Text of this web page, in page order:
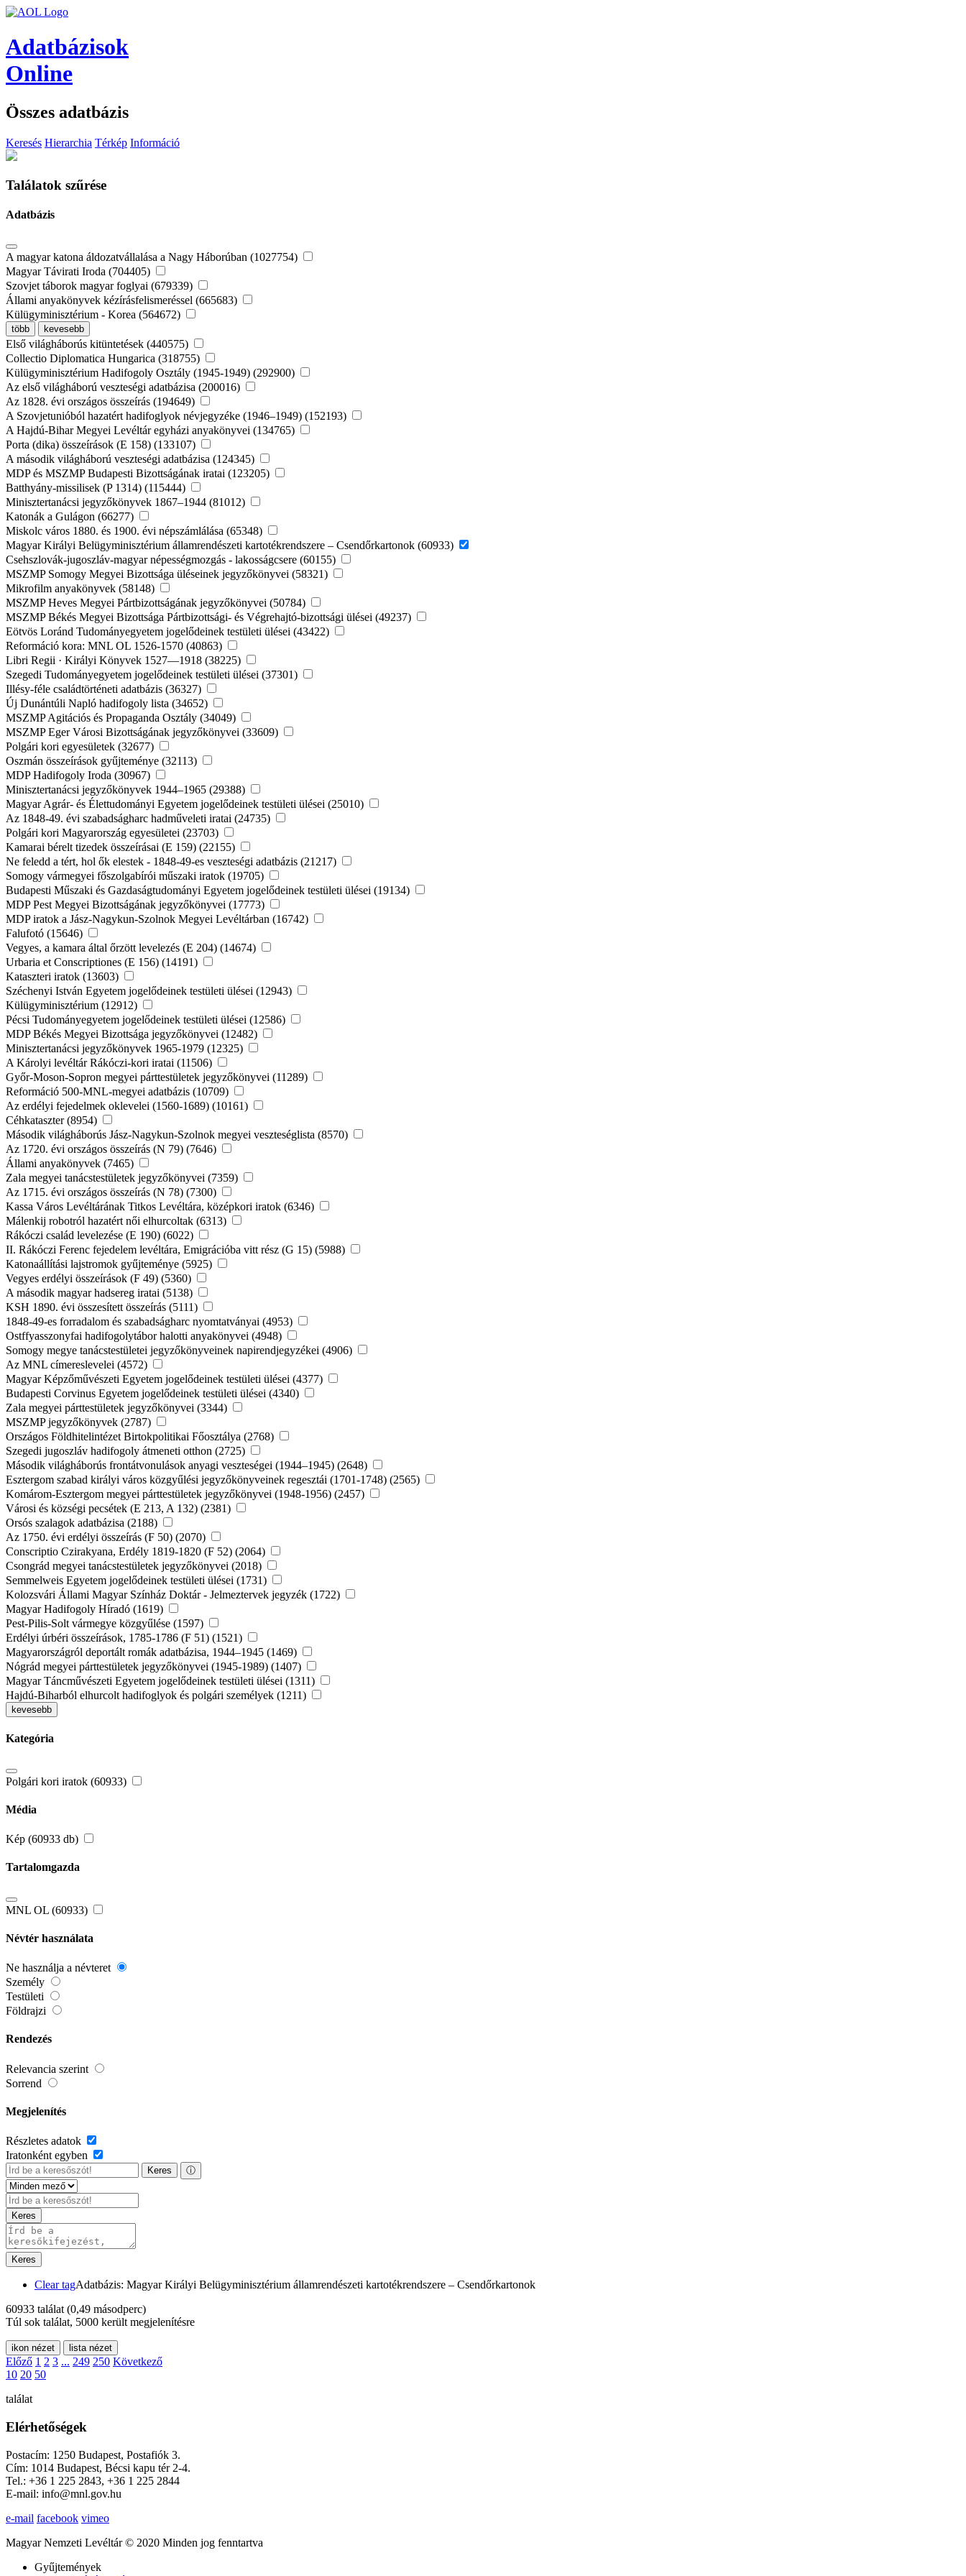
Adatbázisok
Online
Összes adatbázis
Keresés Hierarchia Térkép Információ
Találatok szűrése
Adatbázis
A magyar katona áldozatvállalása a Nagy Háborúban (1027754)
Magyar Távirati Iroda (704405)
Szovjet táborok magyar foglyai (679339)
Állami anyakönyvek kézírásfelismeréssel (665683)
Külügyminisztérium - Korea (564672)
több kevesebb
Első világháborús kitüntetések (440575)
Collectio Diplomatica Hungarica (318755)
Külügyminisztérium Hadifogoly Osztály (1945-1949) (292900)
Az első világháború veszteségi adatbázisa (200016)
Az 1828. évi országos összeírás (194649)
A Szovjetunióból hazatért hadifoglyok névjegyzéke (1946–1949) (152193)
A Hajdú-Bihar Megyei Levéltár egyházi anyakönyvei (134765)
Porta (dika) összeírások (E 158) (133107)
A második világháború veszteségi adatbázisa (124345)
MDP és MSZMP Budapesti Bizottságának iratai (123205)
Batthyány-missilisek (P 1314) (115444)
Minisztertanácsi jegyzőkönyvek 1867–1944 (81012)
Katonák a Gulágon (66277)
Miskolc város 1880. és 1900. évi népszámlálása (65348)
Magyar Királyi Belügyminisztérium államrendészeti kartotékrendszere – Csendőrkartonok (60933)
Csehszlovák-jugoszláv-magyar népességmozgás - lakosságcsere (60155)
MSZMP Somogy Megyei Bizottsága üléseinek jegyzőkönyvei (58321)
Mikrofilm anyakönyvek (58148)
MSZMP Heves Megyei Pártbizottságának jegyzőkönyvei (50784)
MSZMP Békés Megyei Bizottsága Pártbizottsági- és Végrehajtó-bizottsági ülései (49237)
Eötvös Loránd Tudományegyetem jogelődeinek testületi ülései (43422)
Reformáció kora: MNL OL 1526-1570 (40863)
Libri Regii · Királyi Könyvek 1527—1918 (38225)
Szegedi Tudományegyetem jogelődeinek testületi ülései (37301)
Illésy-féle családtörténeti adatbázis (36327)
Új Dunántúli Napló hadifogoly lista (34652)
MSZMP Agitációs és Propaganda Osztály (34049)
MSZMP Eger Városi Bizottságának jegyzőkönyvei (33609)
Polgári kori egyesületek (32677)
Oszmán összeírások gyűjteménye (32113)
MDP Hadifogoly Iroda (30967)
Minisztertanácsi jegyzőkönyvek 1944–1965 (29388)
Magyar Agrár- és Élettudományi Egyetem jogelődeinek testületi ülései (25010)
Az 1848-49. évi szabadságharc hadműveleti iratai (24735)
Polgári kori Magyarország egyesületei (23703)
Kamarai bérelt tizedek összeírásai (E 159) (22155)
Ne feledd a tért, hol ők elestek - 1848-49-es veszteségi adatbázis (21217)
Somogy vármegyei főszolgabírói műszaki iratok (19705)
Budapesti Műszaki és Gazdaságtudományi Egyetem jogelődeinek testületi ülései (19134)
MDP Pest Megyei Bizottságának jegyzőkönyvei (17773)
MDP iratok a Jász-Nagykun-Szolnok Megyei Levéltárban (16742)
Falufotó (15646)
Vegyes, a kamara által őrzött levelezés (E 204) (14674)
Urbaria et Conscriptiones (E 156) (14191)
Kataszteri iratok (13603)
Széchenyi István Egyetem jogelődeinek testületi ülései (12943)
Külügyminisztérium (12912)
Pécsi Tudományegyetem jogelődeinek testületi ülései (12586)
MDP Békés Megyei Bizottsága jegyzőkönyvei (12482)
Minisztertanácsi jegyzőkönyvek 1965-1979 (12325)
A Károlyi levéltár Rákóczi-kori iratai (11506)
Győr-Moson-Sopron megyei párttestületek jegyzőkönyvei (11289)
Reformáció 500-MNL-megyei adatbázis (10709)
Az erdélyi fejedelmek oklevelei (1560-1689) (10161)
Céhkataszter (8954)
Második világháborús Jász-Nagykun-Szolnok megyei veszteséglista (8570)
Az 1720. évi országos összeírás (N 79) (7646)
Állami anyakönyvek (7465)
Zala megyei tanácstestületek jegyzőkönyvei (7359)
Az 1715. évi országos összeírás (N 78) (7300)
Kassa Város Levéltárának Titkos Levéltára, középkori iratok (6346)
Málenkij robotról hazatért női elhurcoltak (6313)
Rákóczi család levelezése (E 190) (6022)
II. Rákóczi Ferenc fejedelem levéltára, Emigrációba vitt rész (G 15) (5988)
Katonaállítási lajstromok gyűjteménye (5925)
Vegyes erdélyi összeírások (F 49) (5360)
A második magyar hadsereg iratai (5138)
KSH 1890. évi összesített összeírás (5111)
1848-49-es forradalom és szabadságharc nyomtatványai (4953)
Ostffyasszonyfai hadifogolytábor halotti anyakönyvei (4948)
Somogy megye tanácstestületei jegyzőkönyveinek napirendjegyzékei (4906)
Az MNL címereslevelei (4572)
Magyar Képzőművészeti Egyetem jogelődeinek testületi ülései (4377)
Budapesti Corvinus Egyetem jogelődeinek testületi ülései (4340)
Zala megyei párttestületek jegyzőkönyvei (3344)
MSZMP jegyzőkönyvek (2787)
Országos Földhitelintézet Birtokpolitikai Főosztálya (2768)
Szegedi jugoszláv hadifogoly átmeneti otthon (2725)
Második világháborús frontátvonulások anyagi veszteségei (1944–1945) (2648)
Esztergom szabad királyi város közgyűlési jegyzőkönyveinek regesztái (1701-1748) (2565)
Komárom-Esztergom megyei párttestületek jegyzőkönyvei (1948-1956) (2457)
Városi és községi pecsétek (E 213, A 132) (2381)
Orsós szalagok adatbázisa (2188)
Az 1750. évi erdélyi összeírás (F 50) (2070)
Conscriptio Czirakyana, Erdély 1819-1820 (F 52) (2064)
Csongrád megyei tanácstestületek jegyzőkönyvei (2018)
Semmelweis Egyetem jogelődeinek testületi ülései (1731)
Kolozsvári Állami Magyar Színház Doktár - Jelmeztervek jegyzék (1722)
Magyar Hadifogoly Híradó (1619)
Pest-Pilis-Solt vármegye közgyűlése (1597)
Erdélyi úrbéri összeírások, 1785-1786 (F 51) (1521)
Magyarországról deportált romák adatbázisa, 1944–1945 (1469)
Nógrád megyei párttestületek jegyzőkönyvei (1945-1989) (1407)
Magyar Táncművészeti Egyetem jogelődeinek testületi ülései (1311)
Hajdú-Biharból elhurcolt hadifoglyok és polgári személyek (1211)
kevesebb
Kategória
Polgári kori iratok (60933)
Média
Kép (60933 db)
Tartalomgazda
MNL OL (60933)
Névtér használata
Ne használja a névteret
Személy
Testületi
Földrajzi
Rendezés
Relevancia szerint
Sorrend
Megjelenítés
Részletes adatok
Iratonként egyben
Keres ⓘ
Keres
Keres
Clear tagAdatbázis: Magyar Királyi Belügyminisztérium államrendészeti kartotékrendszere – Csendőrkartonok
60933 találat (0,49 másodperc)
Túl sok találat, 5000 került megjelenítésre
ikon nézet lista nézet
Előző 1 2 3 ... 249 250 Következő
10 20 50
találat
Elérhetőségek
Postacím: 1250 Budapest, Postafiók 3.
Cím: 1014 Budapest, Bécsi kapu tér 2-4.
Tel.: +36 1 225 2843, +36 1 225 2844
E-mail: info@mnl.gov.hu
e-mail facebook vimeo
Magyar Nemzeti Levéltár © 2020 Minden jog fenntartva
Gyűjtemények